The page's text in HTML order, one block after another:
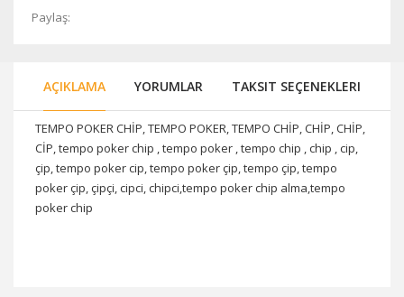
Paylaş:
AÇIKLAMA YORUMLAR TAKSIT SEÇENEKLERI
TEMPO POKER CHİP, TEMPO POKER, TEMPO CHİP, CHİP, CHİP,
CİP, tempo poker chip , tempo poker , tempo chip , chip , cip,
çip, tempo poker cip, tempo poker çip, tempo çip, tempo
poker çip, çipçi, cipci, chipci,tempo poker chip alma,tempo
poker chip